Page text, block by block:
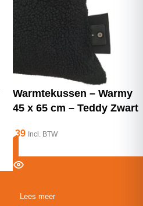
Warmtekussen – Warmy
45 x 65 cm – Teddy Zwart
39 Incl. BTW
Lees meer